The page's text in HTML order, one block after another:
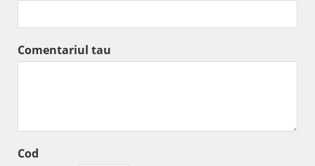
Comentariul tau
Cod